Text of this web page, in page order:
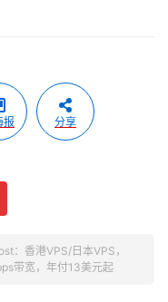
报 分享
：香港VPS/日本VPS，
带宽，年付13美元起